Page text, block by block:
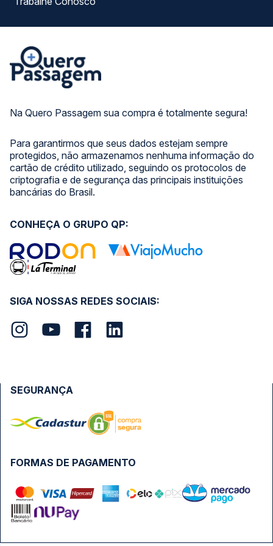
Na Quero Passagem sua compra é totalmente segura!
Para garantirmos que seus dados estejam sempre
protegidos, não armazenamos nenhuma informação do
cartão de crédito utilizado, seguindo os protocolos de
criptografia e de segurança das principais instituições
bancárias do Brasil.
SIGA NOSSAS REDES SOCIAIS:
CONHEÇA O GRUPO QP:
FORMAS DE PAGAMENTO
SEGURANÇA